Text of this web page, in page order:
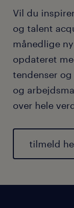
Vil du
og talent
månedlige
opdateret
tendenser
og
over hele
tilmeld